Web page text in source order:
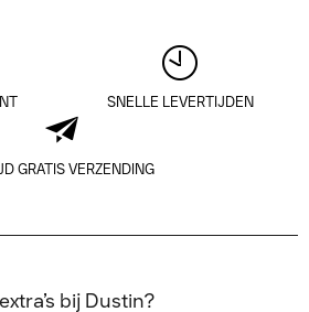
SNELLE LEVERTIJDEN
GRATIS VERZENDING
bij Dustin?